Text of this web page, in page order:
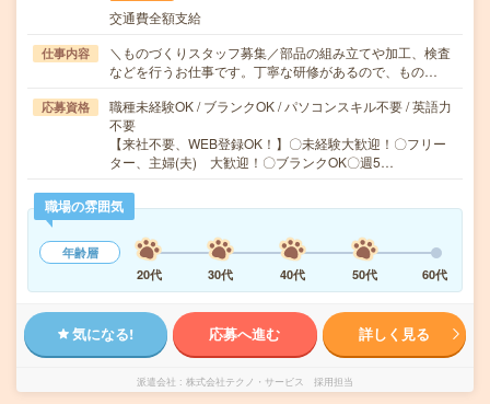
交通費全額支給
仕事内容
＼ものづくりスタッフ募集／部品の組み立てや加工、検査
などを行うお仕事です。丁寧な研修があるので、もの…
応募資格
職種未経験OK / ブランクOK / パソコンスキル不要 / 英語力
不要
【来社不要、WEB登録OK！】〇未経験大歓迎！〇フリー
ター、主婦(夫) 大歓迎！〇ブランクOK〇週5…
職場の雰囲気
年齢層
20代
30代 40代 50代 60代
気になる! 応募へ進む 詳しく見る
派遣会社 株式会社テクノ・サービス 採用担当